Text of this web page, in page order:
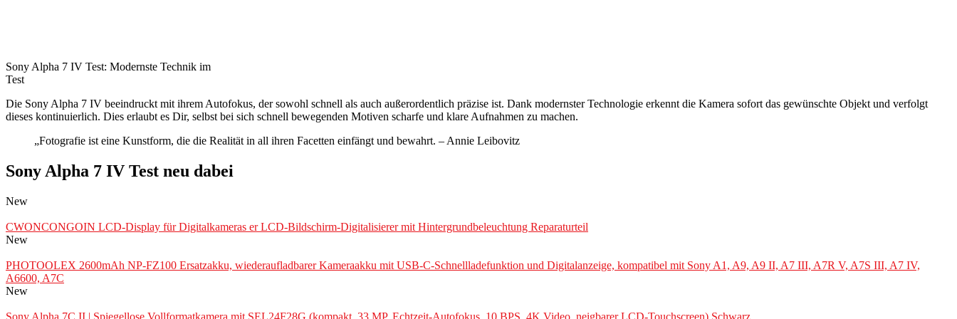
Sony Alpha 7 IV Test: Modernste Technik im
Test
Die Sony Alpha 7 IV beeindruckt mit ihrem Autofokus, der sowohl schnell als auch außerordentlich präzise ist. Dank modernster Technologie erkennt die Kamera sofort das gewünschte Objekt und verfolgt
dieses kontinuierlich. Dies erlaubt es Dir, selbst bei sich schnell bewegenden Motiven scharfe und klare Aufnahmen zu machen.
„Fotografie ist eine Kunstform, die die Realität in all ihren Facetten einfängt und bewahrt. – Annie Leibovitz
Sony Alpha 7 IV Test neu dabei
New
CWONCONGOIN LCD-Display für Digitalkameras er LCD-Bildschirm-Digitalisierer mit Hintergrundbeleuchtung Reparaturteil
New
PHOTOOLEX 2600mAh NP-FZ100 Ersatzakku, wiederaufladbarer Kameraakku mit USB-C-Schnellladefunktion und Digitalanzeige, kompatibel mit Sony A1, A9, A9 II, A7 III, A7R V, A7S III, A7 IV,
A6600, A7C
New
Sony Alpha 7C II | Spiegellose Vollformatkamera mit SEL24F28G (kompakt, 33 MP, Echtzeit-Autofokus, 10 BPS, 4K Video, neigbarer LCD-Touchscreen) Schwarz